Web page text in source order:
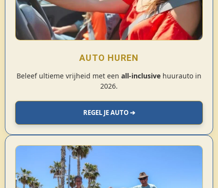
AUTO HUREN
Beleef ultieme vrijheid met een all-inclusive huurauto in
2026.
REGEL JE AUTO ➔